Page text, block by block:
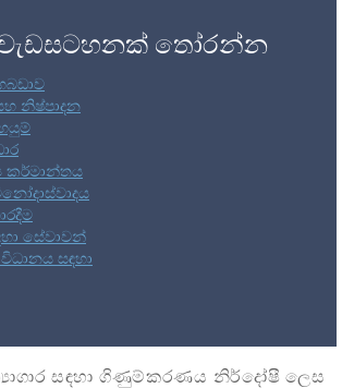
තෝරන්න
නිෂ්පාදන
කර්මාන්තය
සේවාවන්
සඳහා
සඳහා ගිණුම්කරණය නිර්දෝෂී ලෙස